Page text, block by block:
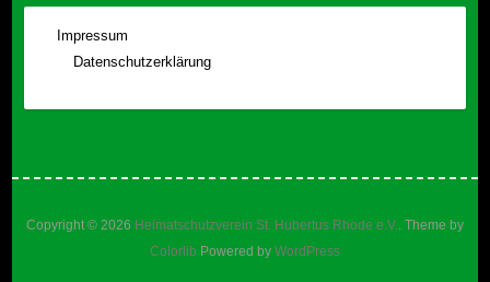
Impressum
Datenschutzerklärung
Copyright © 2026 Heimatschutzverein St. Hubertus Rhode e.V.. Theme by
Colorlib Powered by WordPress